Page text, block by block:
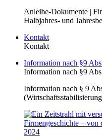
Anleihe-Dokumente |
Halbjahres- und
Kontakt
Kontakt
Information nach §9
Information nach §9
Information nach § 9